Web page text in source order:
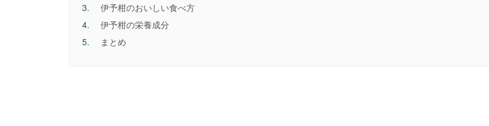
3.
伊予柑のおいしい食べ方
4.
伊予柑の栄養成分
5.
まとめ